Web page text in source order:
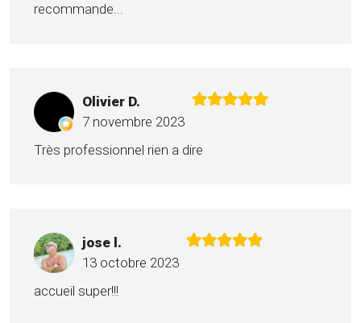
recommande...
Olivier D.
7 novembre 2023
Très professionnel rien a dire
jose l.
13 octobre 2023
accueil super!!!